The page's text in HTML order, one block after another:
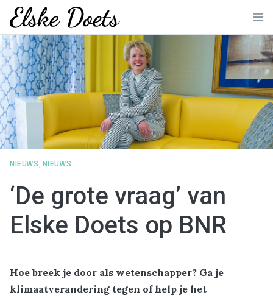
Skip
content
NIEUWS NIEUWS
‘De grote vraag’ van
Elske Doets op BNR
Hoe breek je door als wetenschapper? Ga je
klimaatverandering tegen of help je het